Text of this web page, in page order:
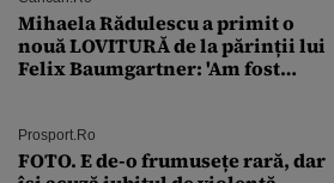
Mihaela Rădulescu a primit o
nouă LOVITURĂ de la părinții lui
Felix Baumgartner: 'Am fost
Prosport.ro
FOTO. E de-o frumusețe rară, dar